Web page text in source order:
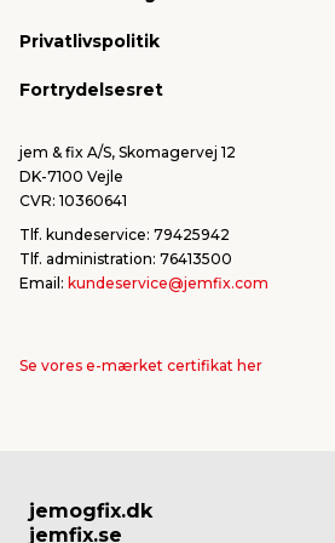
Privatlivspolitik
Fortrydelsesret
jem & fix A/S, Skomagervej 12
DK-7100 Vejle
CVR: 10360641
Tlf. kundeservice: 79425942
Tlf. administration: 76413500
Email: kundeservice@jemfix.com
Se vores e-mærket certifikat her
jemogfix.dk
jemfix.se